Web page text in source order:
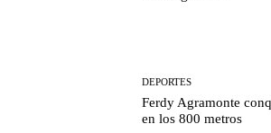
DEPORTES
Ferdy Agramonte
en los 800 metros